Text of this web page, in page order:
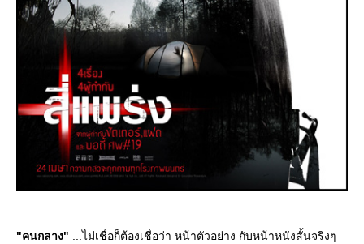
"คนกลาง" ...ไม่เชื่อก็ต้องเชื่อว่า หน้าตัวอย่าง กับหน้าหนังสั้นจริงๆ